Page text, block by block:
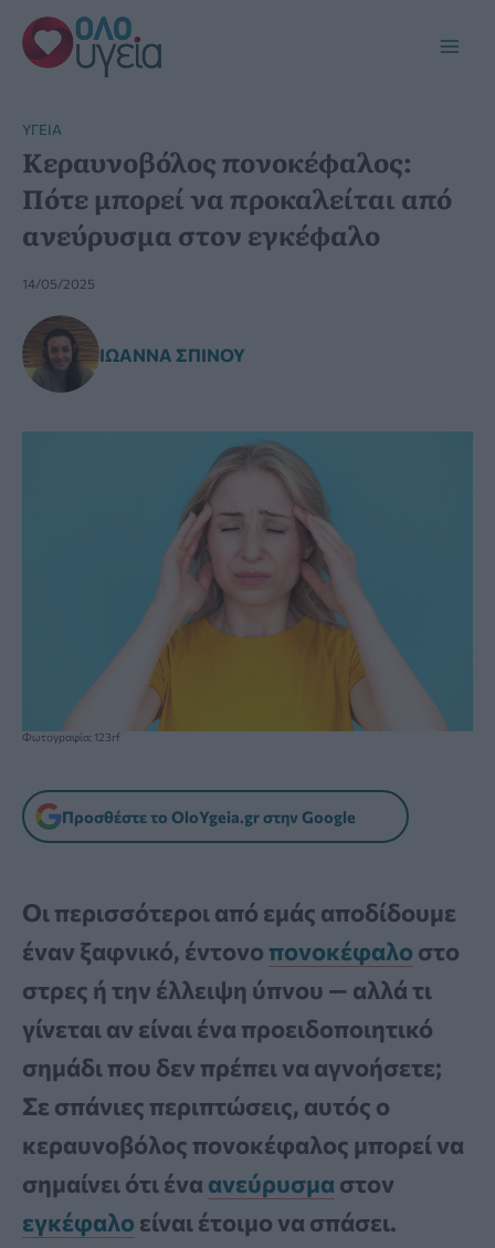
Μετάβαση
στο
περιεχόμενο
YΓΕΊΑ
Κεραυνοβόλος πονοκέφαλος:
Πότε μπορεί να προκαλείται από
ανεύρυσμα στον εγκέφαλο
14/05/2025
ΙΩΆΝΝΑ ΣΠΊΝΟΥ
Φωτογραφία: 123rf
Προσθέστε το OloYgeia.gr στην Google
Οι περισσότεροι από εμάς αποδίδουμε
έναν ξαφνικό, έντονοπονοκέφαλο στο
στρες ή την έλλειψη ύπνου — αλλά τι
γίνεται αν είναι ένα προειδοποιητικό
σημάδι που δεν πρέπει να αγνοήσετε;
Σε σπάνιες περιπτώσεις, αυτός ο
κεραυνοβόλος πονοκέφαλος μπορεί να
σημαίνει ότι ένα ανεύρυσμα στον
εγκέφαλο είναι έτοιμο να σπάσει.